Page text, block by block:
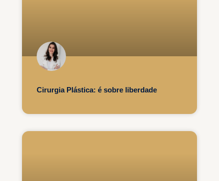
Cirurgia Plástica: é sobre liberdade